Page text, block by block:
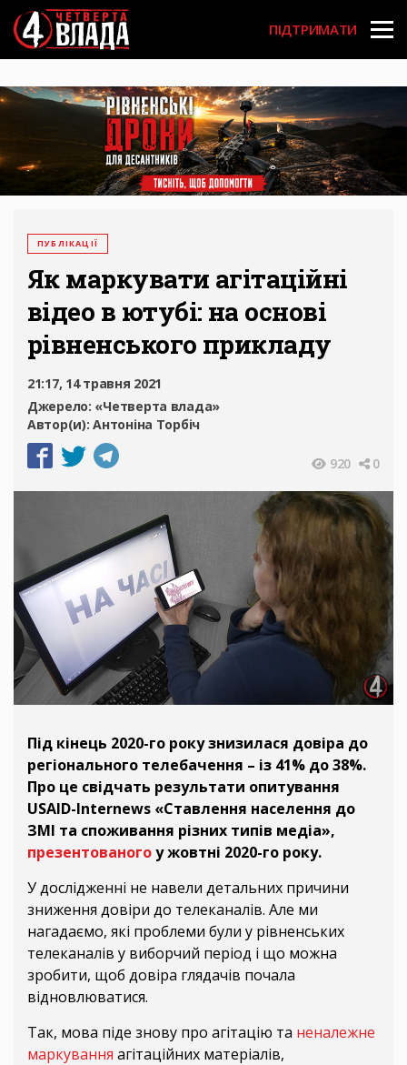
Перейти
до
основного
вмісту
User
account
menu
ПІДТРИМАТИ
ПУБЛІКАЦІЇ
Як маркувати агітаційні
відео в ютубі: на основі
рівненського прикладу
21:17, 14 травня 2021
Джерело: «Четверта влада»
Автор(и):Антоніна Торбіч
920 0
Під кінець 2020-го року знизилася довіра до
регіонального телебачення – із 41% до 38%.
Про це свідчать результати опитування
USAID-Internews «Ставлення населення до
ЗМІ та споживання різних типів медіа»,
презентованогоу жовтні 2020-го року.
У дослідженні не навели детальних причини
зниження довіри до телеканалів. Але ми
нагадаємо, які проблеми були у рівненських
телеканалів у виборчий період і що можна
зробити, щоб довіра глядачів почала
відновлюватися.
Так, мова піде знову про агітацію та неналежне
маркування агітаційних матеріалів,